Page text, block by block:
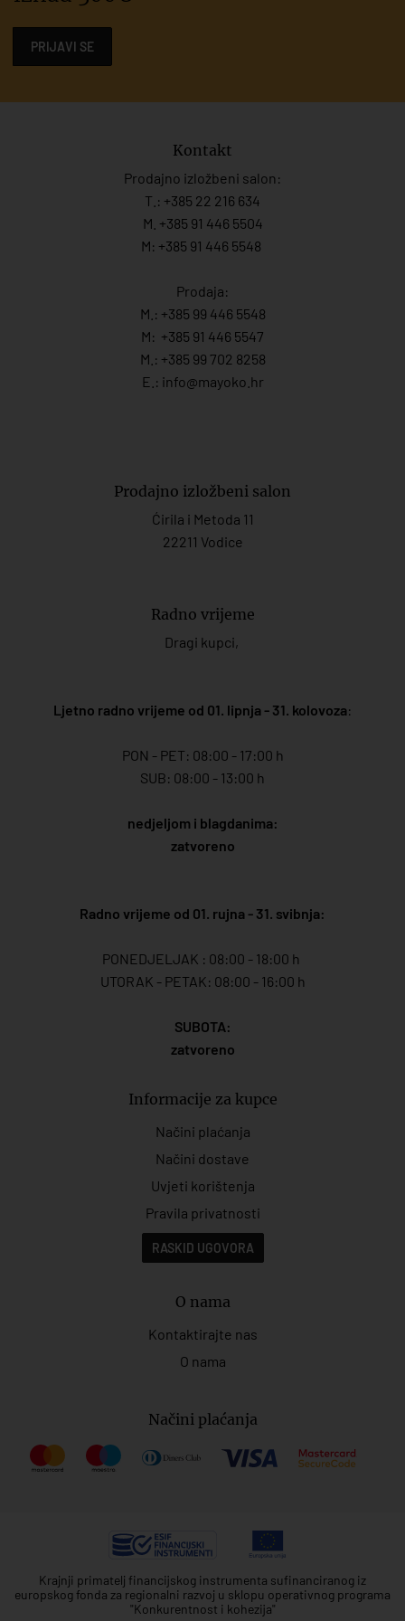
PRIJAVI SE
Kontakt
Prodajno izložbeni salon:
T.: +385 22 216 634
M. +385 91 446 5504
M: +385 91 446 5548
Prodaja:
M.: +385 99 446 5548
M: +385 91 446 5547
M.: +385 99 702 8258
E.: info@mayoko. hr
Prodajno izložbeni salon
Ćirila i Metoda 11
22211 Vodice
Radno vrijeme
Dragi kupci,
Ljetno radno vrijeme od 01. lipnja - 31. kolovoza:
PON - PET: 08:00 - 17:00 h
SUB: 08:00 - 13:00 h
nedjeljom i blagdanima:
zatvoreno
Radno vrijeme od 01. rujna - 31. svibnja:
PONEDJELJAK : 08:00 - 18:00 h
UTORAK - PETAK: 08:00 - 16:00 h
SUBOTA:
zatvoreno
Informacije za kupce
Načini plaćanja
Načini dostave
Uvjeti korištenja
Pravila privatnosti
RASKID UGOVORA
O nama
Kontaktirajte nas
O nama
Načini plaćanja
Krajnji primatelj financijskog instrumenta sufinanciranog iz
europskog fonda za regionalni razvoj u sklopu operativnog programa
"Konkurentnost i kohezija"